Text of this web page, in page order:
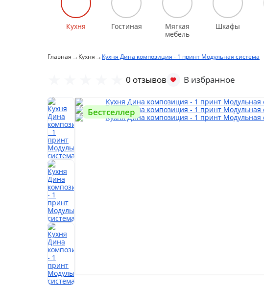
Кухня Гостиная
Мягкая
мебель
Шкафы
Главная→ Кухня→ Кухня Дина композиция - 1 принт Модульная система
0 отзывов
Бестселлер